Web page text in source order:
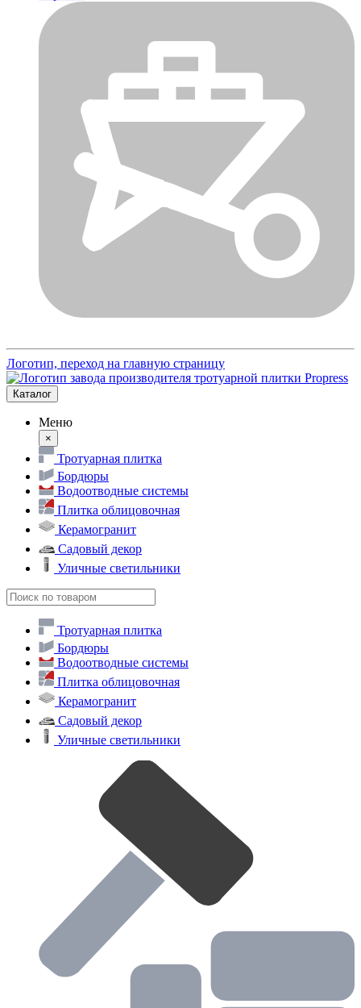
Логотип, переход на главную страницу
Каталог
Меню
×
Тротуарная плитка
Бордюры
Водоотводные системы
Плитка облицовочная
Керамогранит
Садовый декор
Уличные светильники
Тротуарная плитка
Бордюры
Водоотводные системы
Плитка облицовочная
Керамогранит
Садовый декор
Уличные светильники